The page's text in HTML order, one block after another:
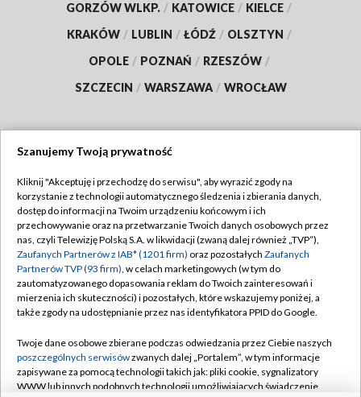
GORZÓW WLKP. / KATOWICE / KIELCE /
KRAKÓW / LUBLIN / ŁÓDŹ / OLSZTYN /
OPOLE / POZNAŃ / RZESZÓW /
SZCZECIN / WARSZAWA / WROCŁAW
TVP
Abonament TVP
Emisja w TVP
Centrum informacji TVP
Naziemna Telewizja Cyfrowa
Rada Programowa
System NOS
Regulamin TVP
Polityka prywatności
Moje zgody
Pomoc
Kontakt
Szanujemy Twoją prywatność
Kliknij "Akceptuję i przechodzę do serwisu", aby wyrazić zgody na
korzystanie z technologii automatycznego śledzenia i zbierania danych,
dostęp do informacji na Twoim urządzeniu końcowym i ich
przechowywanie oraz na przetwarzanie Twoich danych osobowych przez
nas, czyli Telewizję Polską S.A. w likwidacji (zwaną dalej również „TVP”),
Zaufanych Partnerów z IAB* (1201 firm) oraz pozostałych Zaufanych
Partnerów TVP (93 firm), w celach marketingowych (w tym do
zautomatyzowanego dopasowania reklam do Twoich zainteresowań i
mierzenia ich skuteczności) i pozostałych, które wskazujemy poniżej, a
także zgody na udostępnianie przez nas identyfikatora PPID do Google.
Twoje dane osobowe zbierane podczas odwiedzania przez Ciebie naszych
poszczególnych serwisówzwanych dalej „Portalem”, w tym informacje
zapisywane za pomocą technologii takich jak: pliki cookie, sygnalizatory
WWW lub innych podobnych technologii umożliwiających świadczenie